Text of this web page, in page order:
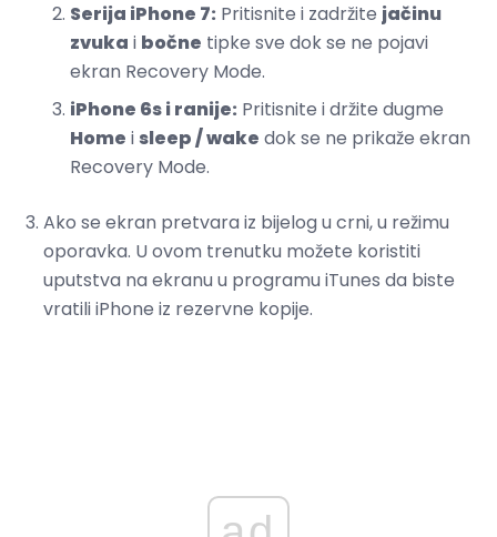
Serija iPhone 7: Pritisnite i zadržite jačinu
zvuka i bočne tipke sve dok se ne pojavi
ekran Recovery Mode.
iPhone 6s i ranije: Pritisnite i držite dugme
Home i sleep / wake dok se ne prikaže ekran
Recovery Mode.
Ako se ekran pretvara iz bijelog u crni, u režimu
oporavka. U ovom trenutku možete koristiti
uputstva na ekranu u programu iTunes da biste
vratili iPhone iz rezervne kopije.